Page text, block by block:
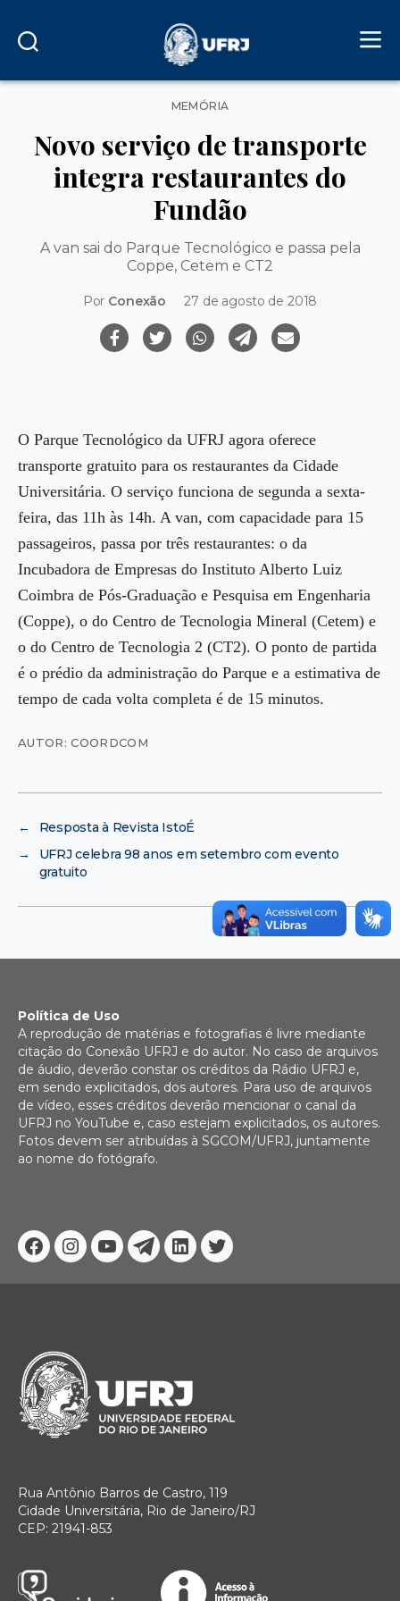
Categorias
MEMÓRIA
Novo serviço de transporte
integra restaurantes do
Fundão
A van sai do Parque Tecnológico e passa pela
Coppe, Cetem e CT2
Por Conexão 27 de agosto de 2018
O Parque Tecnológico da UFRJ agora oferece
transporte gratuito para os restaurantes da Cidade
Universitária. O serviço funciona de segunda a sexta-
feira, das 11h às 14h. A van, com capacidade para 15
passageiros, passa por três restaurantes: o da
Incubadora de Empresas do Instituto Alberto Luiz
Coimbra de Pós-Graduação e Pesquisa em Engenharia
(Coppe), o do Centro de Tecnologia Mineral (Cetem) e
o do Centro de Tecnologia 2 (CT2). O ponto de partida
é o prédio da administração do Parque e a estimativa de
tempo de cada volta completa é de 15 minutos.
AUTOR: COORDCOM
←
Resposta à Revista IstoÉ
→
UFRJ celebra 98 anos em setembro com evento
gratuito
Facebook
Instagram
YoutubeTelegram
Linkedin
Twitter
Política de Uso
A reprodução de matérias e fotografias é livre mediante
citação do Conexão UFRJ e do autor. No caso de arquivos
de áudio, deverão constar os créditos da Rádio UFRJ e,
em sendo explicitados, dos autores. Para uso de arquivos
de vídeo, esses créditos deverão mencionar o canal da
UFRJ no YouTube e, caso estejam explicitados, os autores.
Fotos devem ser atribuídas à SGCOM/UFRJ, juntamente
ao nome do fotógrafo.
Rua Antônio Barros de Castro, 119
Cidade Universitária, Rio de Janeiro/RJ
CEP: 21941-853